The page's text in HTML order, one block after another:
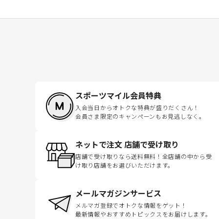
スポーツマイル会員特典
入会当日からオトクな特典が盛りだくさん！
会員さま限定のキャンペーンもお見逃しなく。
ネットで注文 店舗で受け取り
店舗で受け取りなら送料無料！全店舗の中から受
け取り店舗をお選びいただけます。
メールマガジンサービス
メルマガ登録でオトクな情報をゲット！
最新情報やおすすめトピックスをお届けします。